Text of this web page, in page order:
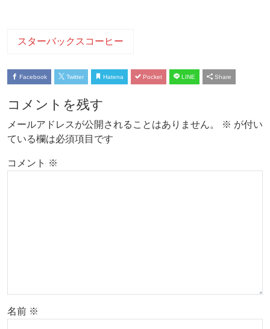
スターバックスコーヒー
Facebook Twitter Hatena Pocket LINE Share
コメントを残す
メールアドレスが公開されることはありません。 ※ が付い
ている欄は必須項目です
コメント ※
名前 ※